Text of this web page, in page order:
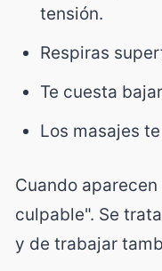
tensión.
Respiras
Te cuesta
Los masajes
Cuando
culpable". Se
y de trabajar